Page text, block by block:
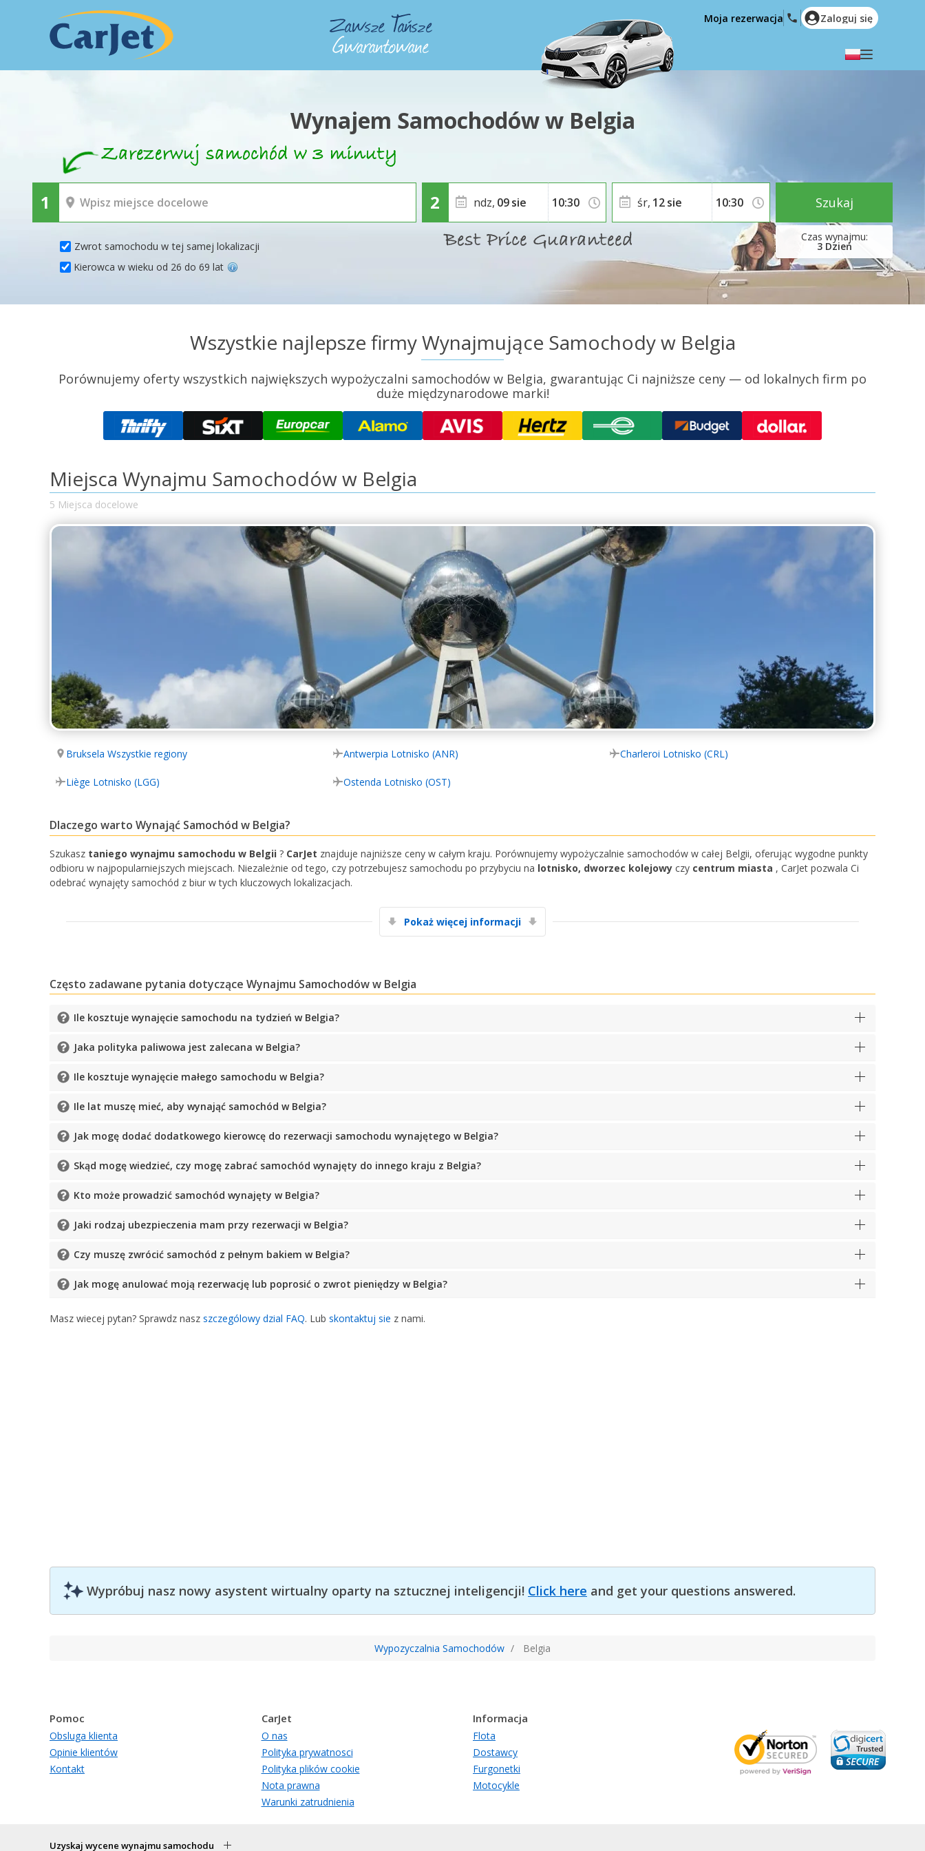
English (US)
Română
Ελληνικά
Hrvatski
العربية
Moja rezerwacja Zaloguj się
Wynajem Samochodów w Belgia
Zwrot samochodu w tej samej lokalizacji
ndz, 09sie
3 Dzień
śr, 12sie
Kierowca w wieku od 26 do 69 lat
Szukaj
Wszystkie najlepsze firmy Wynajmujące Samochody w Belgia
Porównujemy oferty wszystkich największych wypożyczalni samochodów w Belgia, gwarantując Ci najniższe ceny — od lokalnych firm po
duże międzynarodowe marki!
Miejsca Wynajmu Samochodów w Belgia
5 Miejsca docelowe
Bruksela Wszystkie regiony Antwerpia Lotnisko (ANR) Charleroi Lotnisko (CRL)
Liège Lotnisko (LGG) Ostenda Lotnisko (OST)
Dlaczego warto Wynająć Samochód w Belgia?
Szukasz taniego wynajmu samochodu w Belgii ? CarJet znajduje najniższe ceny w całym kraju. Porównujemy wypożyczalnie samochodów w całej Belgii, oferując wygodne punkty
odbioru w najpopularniejszych miejscach. Niezależnie od tego, czy potrzebujesz samochodu po przybyciu na lotnisko, dworzec kolejowy czy centrum miasta , CarJet pozwala Ci
odebrać wynajęty samochód z biur w tych kluczowych lokalizacjach.
Pokaż więcej informacji
Często zadawane pytania dotyczące Wynajmu Samochodów w Belgia
Ile kosztuje wynajęcie samochodu na tydzień w Belgia?
Jaka polityka paliwowa jest zalecana w Belgia?
Ile kosztuje wynajęcie małego samochodu w Belgia?
Ile lat muszę mieć, aby wynająć samochód w Belgia?
Jak mogę dodać dodatkowego kierowcę do rezerwacji samochodu wynajętego w Belgia?
Skąd mogę wiedzieć, czy mogę zabrać samochód wynajęty do innego kraju z Belgia?
Kto może prowadzić samochód wynajęty w Belgia?
Jaki rodzaj ubezpieczenia mam przy rezerwacji w Belgia?
Czy muszę zwrócić samochód z pełnym bakiem w Belgia?
Jak mogę anulować moją rezerwację lub poprosić o zwrot pieniędzy w Belgia?
Masz wiecej pytan? Sprawdz nasz szczególowy dzial FAQ. Lub skontaktuj sie z nami.
Wypróbuj nasz nowy asystent wirtualny oparty na sztucznej inteligencji! Click here and get your questions answered.
Wypozyczalnia Samochodów Belgia
Pomoc
Obsluga klienta
Opinie klientów
Kontakt
CarJet
O nas
Polityka prywatnosci
Polityka plików cookie
Nota prawna
Warunki zatrudnienia
Informacja
Flota
Dostawcy
Furgonetki
Motocykle
Uzyskaj wycene wynajmu samochodu